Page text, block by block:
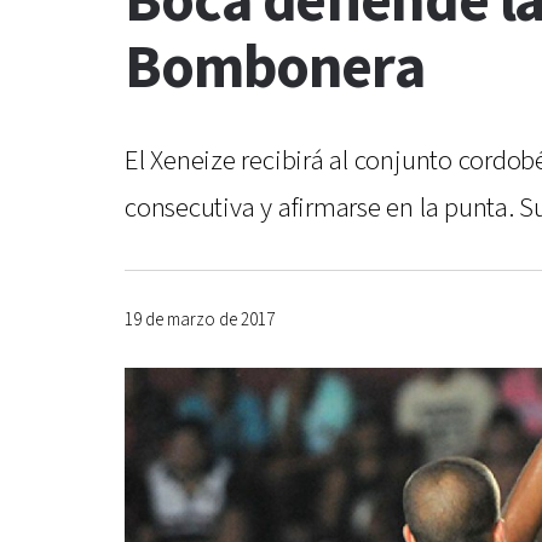
Bombonera
El Xeneize recibirá al conjunto
consecutiva y afirmarse en la punta.
19 de marzo de 2017